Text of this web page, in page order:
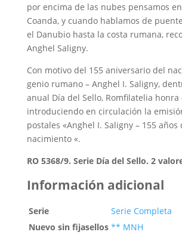
por encima de las nubes pensamos
Coanda, y cuando hablamos de
el Danubio hasta la costa rumana,
Anghel Saligny.
Con motivo del 155 aniversario del
genio rumano – Anghel I. Saligny,
anual Día del Sello, Romfilatelia honra
introduciendo en circulación la
postales «Anghel I. Saligny – 155 años
nacimiento «.
RO 5368/9. Serie Día del Sello. 2
Información adicional
Serie
Serie Completa
Nuevo sin fijasellos ** MNH